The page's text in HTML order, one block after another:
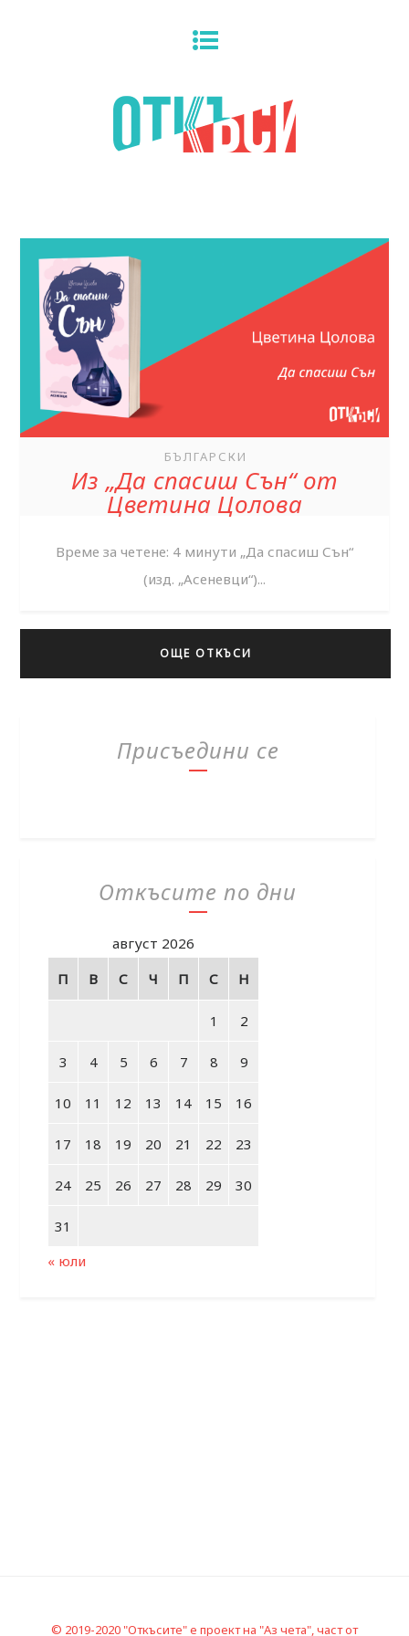
БЪЛГАРСКИ
Из „Да спасиш Сън“ от
Цветина Цолова
Време за четене: 4 минути „Да спасиш Сън“
(изд. „Асеневци“)...
ОЩЕ ОТКЪСИ
Присъедини се
Откъсите по дни
август 2026
П
В С Ч П С Н
1 2
3 4 5 6 7 8 9
10 11 12 13 14 15 16
17 18 19 20 21 22 23
24 25 26 27 28 29 30
31
« юли
© 2019-2020 "Откъсите" е проект на "Аз чета", част от